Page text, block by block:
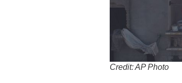
Credit: AP Photo